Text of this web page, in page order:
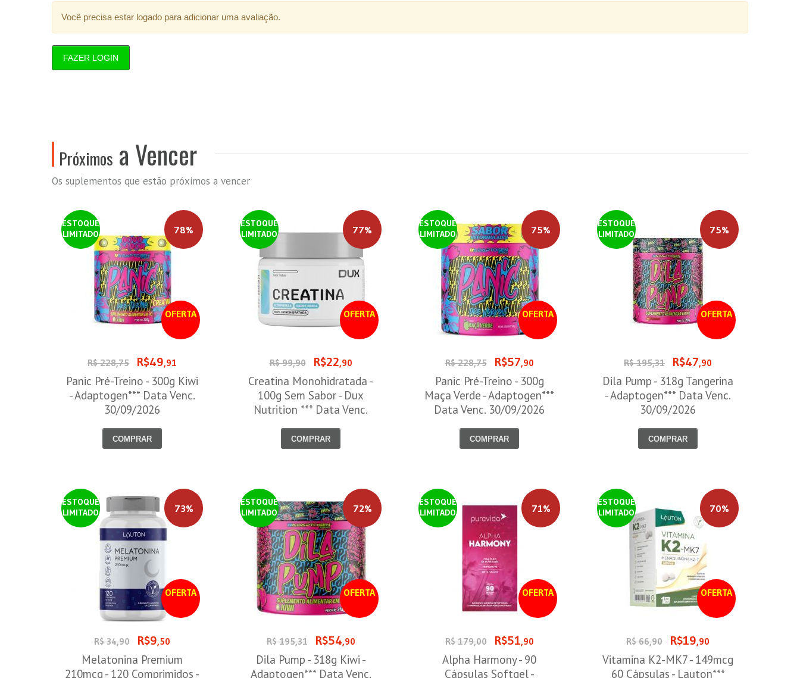
Você precisa estar logado para adicionar uma avaliação.
FAZER LOGIN
Próximos a Vencer
Os suplementos que estão próximos a vencer
ESTOQUE
LIMITADO
OFERTA
78%
R$ 228,75 R$49,91
Panic Pré-Treino - 300g Kiwi
- Adaptogen*** Data Venc.
30/09/2026
COMPRAR
ESTOQUE
LIMITADO
OFERTA
77%
R$ 99,90 R$22,90
Creatina Monohidratada -
100g Sem Sabor - Dux
Nutrition *** Data Venc.
COMPRAR
ESTOQUE
LIMITADO
OFERTA
75%
R$ 228,75 R$57,90
Panic Pré-Treino - 300g
Maça Verde - Adaptogen***
Data Venc. 30/09/2026
COMPRAR
ESTOQUE
LIMITADO
OFERTA
75%
R$ 195,31 R$47,90
Dila Pump - 318g Tangerina
- Adaptogen*** Data Venc.
30/09/2026
COMPRAR
ESTOQUE
LIMITADO
OFERTA
73%
R$ 34,90 R$9,50
Melatonina Premium
210mcg - 120 Comprimidos -
ESTOQUE
LIMITADO
OFERTA
72%
R$ 195,31 R$54,90
Dila Pump - 318g Kiwi -
Adaptogen*** Data Venc.
ESTOQUE
LIMITADO
OFERTA
71%
R$ 179,00 R$51,90
Alpha Harmony - 90
Cápsulas Softgel -
ESTOQUE
LIMITADO
OFERTA
70%
R$ 66,90 R$19,90
Vitamina K2-MK7 - 149mcg
60 Cápsulas - Lauton***